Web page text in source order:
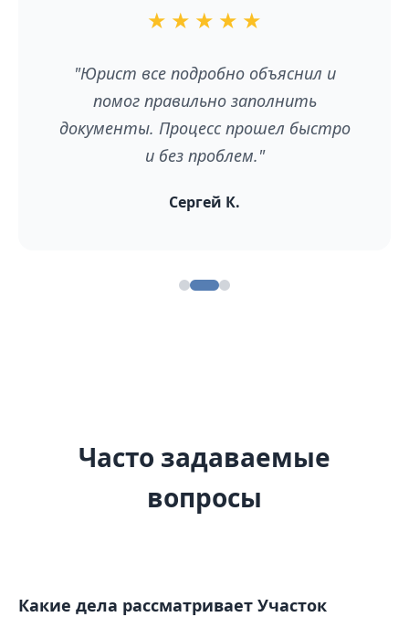
★ ★ ★ ★ ★
"Юрист все подробно объяснил и
помог правильно заполнить
документы. Процесс прошел быстро
и без проблем."
Сергей К.
Часто задаваемые
вопросы
Какие дела рассматривает Участок